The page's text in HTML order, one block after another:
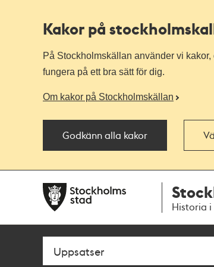
Kakor på
På Stockholmskällan använder vi
fungera på ett bra sätt för dig.
Om kakor på Stockholmskällan
Godkänn alla kakor
navigationen
huvudinnehållet
Historia
Sök